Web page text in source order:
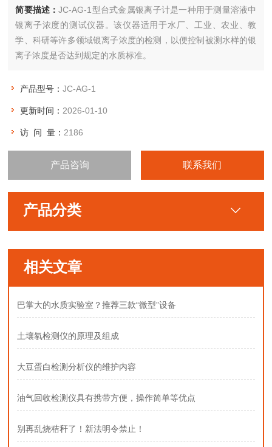
简要描述：JC-AG-1型台式金属银离子计是一种用于测量溶液中
银离子浓度的测试仪器。该仪器适用于水厂、工业、农业、教
学、科研等许多领域银离子浓度的检测，以便控制被测水样的银
离子浓度是否达到规定的水质标准。
产品型号：JC-AG-1
更新时间： 2026-01-10
访 问 量： 2186
产品咨询 联系我们
产品分类
相关文章
巴掌大的水质实验室？推荐三款“微型”设备
土壤氡检测仪的原理及组成
大豆蛋白检测分析仪的维护内容
油气回收检测仪具有携带方便，操作简单等优点
别再乱烧秸秆了！新法明令禁止！